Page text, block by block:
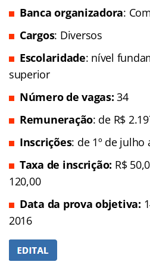
Banca organizadora:
Cargos: Diversos
Escolaridade: nível
superior
Número de vagas:34
Remuneração: de R$
Inscrições: de 1º de julho
Taxa de inscrição: R$
120,00
Data da prova objetiva:
2016